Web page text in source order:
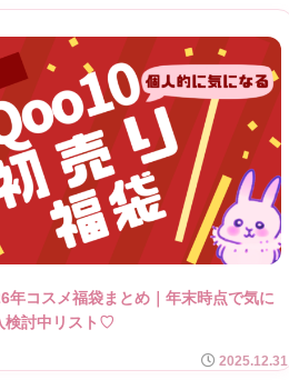
年コスメ福袋まとめ｜年末時点で気に
検討中リスト♡
2025.12.31